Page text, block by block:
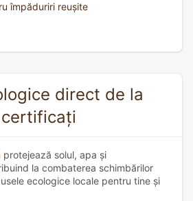
împăduriri reușite
direct de la
protejează solul, apa și
la combaterea schimbărilor
ecologice locale pentru tine și